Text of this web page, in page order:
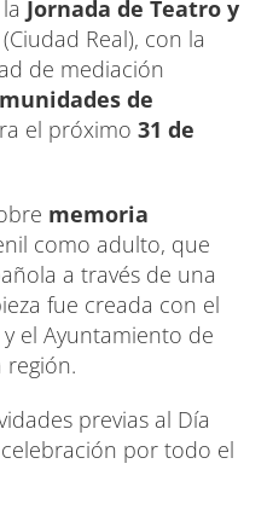
Jornada de Teatro y
(Ciudad Real), con la
de mediación
de
el próximo 31 de
memoria
como adulto, que
a través de una
fue creada con el
el Ayuntamiento de
región.
previas al Día
por todo el